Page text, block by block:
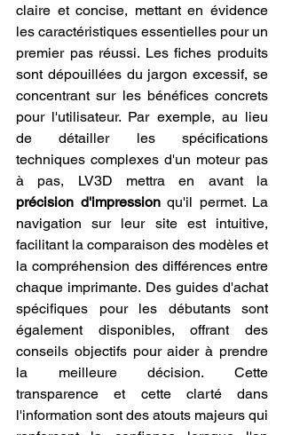
claire et concise, mettant en évidence
les caractéristiques essentielles pour un
premier pas réussi. Les fiches produits
sont dépouillées du jargon excessif, se
concentrant sur les bénéfices concrets
pour l'utilisateur. Par exemple, au lieu
de détailler les spécifications
techniques complexes d'un moteur pas
précision d'impression qu'il permet. La
navigation sur leur site est intuitive,
facilitant la comparaison des modèles et
la compréhension des différences entre
chaque imprimante. Des guides d'achat
spécifiques pour les débutants sont
également disponibles, offrant des
conseils objectifs pour aider à prendre
la meilleure décision. Cette
transparence et cette clarté dans
l'information sont des atouts majeurs qui